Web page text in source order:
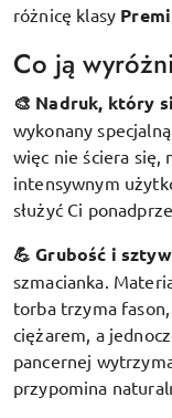
różnicę klasy
Co ją
🎨 Nadruk, który
wykonany
więc nie ściera się,
intensywnym
służyć Ci
💪 Grubość i
szmacianka.
torba trzyma
ciężarem, a
pancernej
przypomina